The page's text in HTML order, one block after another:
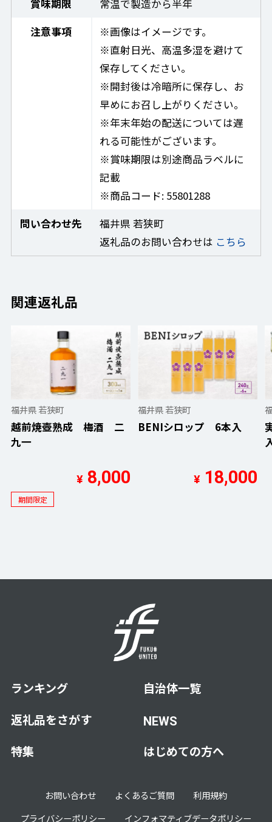
賞味期限
常温で製造から半年
注意事項
※画像はイメージです。
※直射日光、高温多湿を避けて
保存してください。
※開封後は冷暗所に保存し、お
早めにお召し上がりください。
※年末年始の配送については遅
れる可能性がございます。
※賞味期限は別途商品ラベルに
記載
※商品コード: 55801288
問い合わせ先
福井県 若狭町
返礼品のお問い合わせは こちら
関連返礼品
福井県 若狭町
越前焼壺熟成 梅酒 二
九一
¥ 8,000
期間限定
福井県 若狭町
BENIシロップ 6本入
¥ 18,000
ランキング
返礼品をさがす
特集
自治体一覧
NEWS
はじめての方へ
お問い合わせ よくあるご質問
利用規約
プライバシーポリシー
インフォマティブデータポリシー